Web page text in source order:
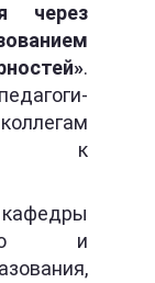
через
.
к
и